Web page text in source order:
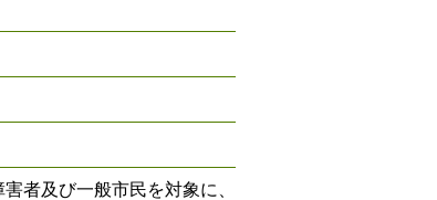
者及び一般市民を対象に、